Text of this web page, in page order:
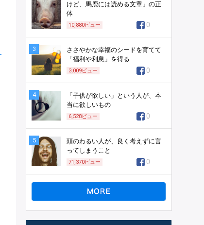
けど、馬鹿には読める文章」の正
体
10,880ビュー 0
3
ささやかな幸福のシードを育てて
「福利や利息」を得る
3,009ビュー 0
4
「子供が欲しい」という人が、本
当に欲しいもの
6,528ビュー 0
5
頭のわるい人が、良く考えずに言
ってしまうこと
71,370ビュー 0